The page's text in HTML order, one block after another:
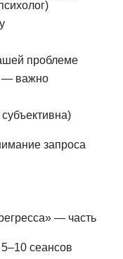
проблеме
— важно
запроса
— часть
сеансов